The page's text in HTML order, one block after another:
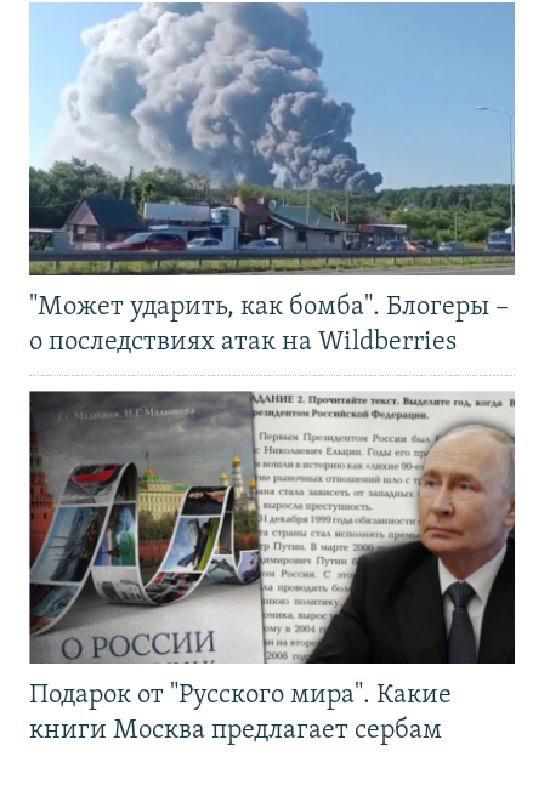
"Может ударить, как бомба". Блогеры –
о последствиях атак на Wildberries
Подарок от "Русского мира". Какие
книги Москва предлагает сербам